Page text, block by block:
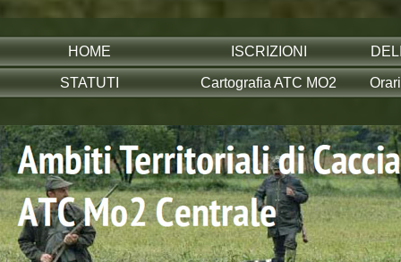
HOME ISCRIZIONI
STATUTI Cartografia ATC MO2